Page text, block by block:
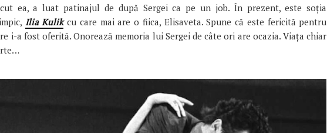
ea, a luat patinajul de după Sergei ca pe un job. În prezent, este soția
Ilia Kulikcu care mai are o fiica, Elisaveta. Spune că este fericită pentru
i-a fost oferită. Onorează memoria lui Sergei de câte ori are ocazia. Viața chiar